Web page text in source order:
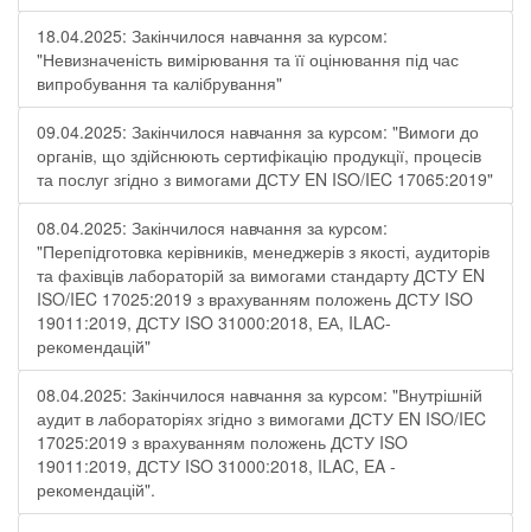
18.04.2025: Закінчилося навчання за курсом:
"Невизначеність вимірювання та її оцінювання під час
випробування та калібрування"
09.04.2025: Закінчилося навчання за курсом: "Вимоги до
органів, що здійснюють сертифікацію продукції, процесів
та послуг згідно з вимогами ДСТУ EN ISO/IEC 17065:2019"
08.04.2025: Закінчилося навчання за курсом:
"Перепідготовка керівників, менеджерів з якості, аудиторів
та фахівців лабораторій за вимогами стандарту ДСТУ EN
ISO/IEC 17025:2019 з врахуванням положень ДСТУ ISO
19011:2019, ДСТУ ISO 31000:2018, ЕА, ILAC-
рекомендацій"
08.04.2025: Закінчилося навчання за курсом: "Внутрішній
аудит в лабораторіях згідно з вимогами ДСТУ EN ISO/IEC
17025:2019 з врахуванням положень ДСТУ ISO
19011:2019, ДСТУ ISO 31000:2018, ILAC, EA -
рекомендацій".